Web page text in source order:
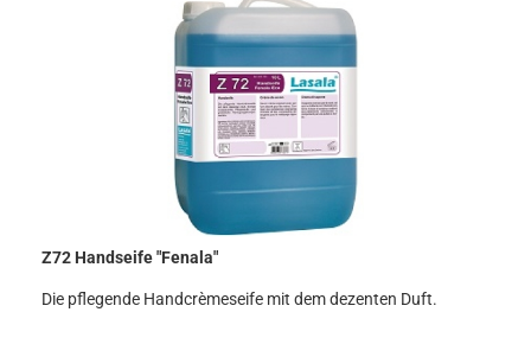
Z72 Handseife "Fenala"
Die pflegende Handcrèmeseife mit dem dezenten Duft.